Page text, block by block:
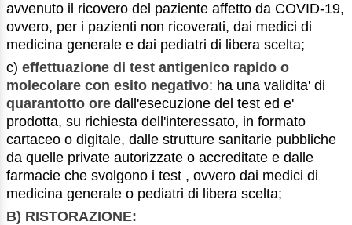
avvenuto il ricovero del paziente affetto da COVID-19,
ovvero, per i pazienti non ricoverati, dai medici di
medicina generale e dai pediatri di libera scelta;
c) effettuazione di test antigenico rapido o
molecolare con esito negativo: ha una validita' di
quarantotto ore dall'esecuzione del test ed e'
prodotta, su richiesta dell'interessato, in formato
cartaceo o digitale, dalle strutture sanitarie pubbliche
da quelle private autorizzate o accreditate e dalle
farmacie che svolgono i test , ovvero dai medici di
medicina generale o pediatri di libera scelta;
B) RISTORAZIONE: